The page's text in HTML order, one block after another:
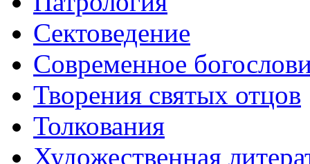
Сектоведение
Современное
Творения святых отцов
Толкования
Художественная